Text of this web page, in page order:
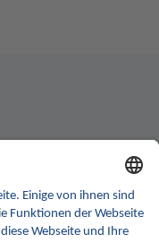
für Interoperabilität.
wir
von INA.